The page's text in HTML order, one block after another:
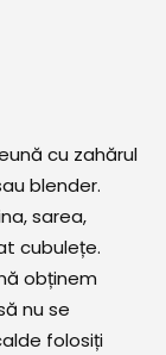
cu zahărul
blender.
sarea,
cubulețe.
obținem
nu se
folosiți